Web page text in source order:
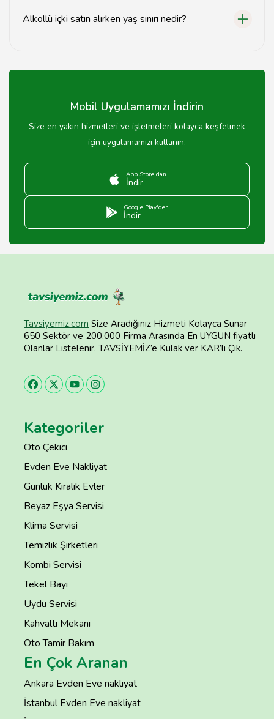
Alkollü içki satın alırken yaş sınırı nedir?
olmak gerekmektedir.
Mobil Uygulamamızı İndirin
Size en yakın hizmetleri ve işletmeleri kolayca keşfetmek
için uygulamamızı kullanın.
App Store'dan
İndir
Google Play'den
İndir
Tavsiyemiz.com Size Aradığınız Hizmeti Kolayca Sunar
650 Sektör ve 200.000 Firma Arasında En UYGUN fiyatlı
Olanlar Listelenir. TAVSİYEMİZ’e Kulak ver KAR’lı Çık.
Kategoriler
Oto Çekici
Evden Eve Nakliyat
Günlük Kiralık Evler
Beyaz Eşya Servisi
Klima Servisi
Temizlik Şirketleri
Kombi Servisi
Tekel Bayi
Uydu Servisi
Kahvaltı Mekanı
Oto Tamir Bakım
En Çok Aranan
Ankara Evden Eve nakliyat
İstanbul Evden Eve nakliyat